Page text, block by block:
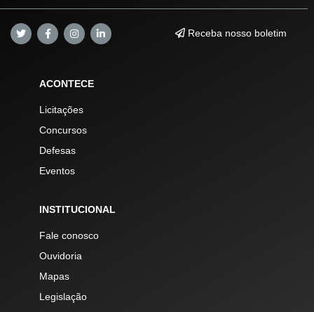
Receba nosso boletim
ACONTECE
Licitações
Concursos
Defesas
Eventos
INSTITUCIONAL
Fale conosco
Ouvidoria
Mapas
Legislação